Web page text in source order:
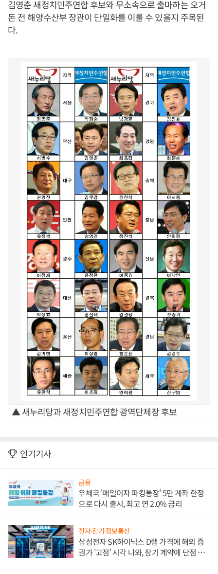
김영춘 새정치민주연합 후보와 무소속으로 출마하는 오거
돈 전 해양수산부 장관이 단일화를 이룰 수 있을지 주목된
다.
▲ 새누리당과 새정치민주연합 광역단체장 후보
인기기사
금융
우체국 '매일이자 파킹통장' 5만 계좌 한정
으로 다시 출시, 최고 연 2.0% 금리
전자·전기·정보통신
삼성전자 SK하이닉스 D램 가격에 해외 증
권가 '고점' 시각 나와, 장기 계약에 단점 부